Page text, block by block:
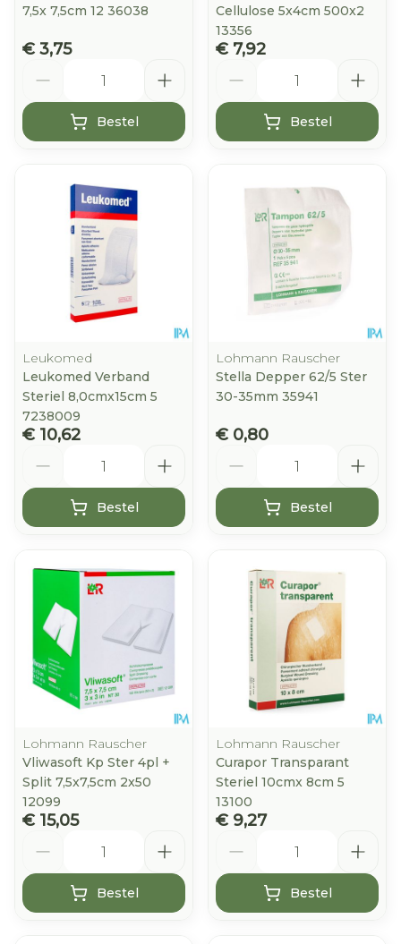
7,5x 7,5cm 12 36038
€ 3,75
Bestel
Cellulose 5x4cm 500x2
13356
€ 7,92
Bestel
Leukomed
Leukomed Verband
Steriel 8,0cmx15cm 5
7238009
€ 10,62
Bestel
Lohmann Rauscher
Stella Depper 62/5 Ster
30-35mm 35941
€ 0,80
Bestel
Lohmann Rauscher
Vliwasoft Kp Ster 4pl +
Split 7,5x7,5cm 2x50
12099
€ 15,05
Bestel
Lohmann Rauscher
Curapor Transparant
Steriel 10cmx 8cm 5
13100
€ 9,27
Bestel